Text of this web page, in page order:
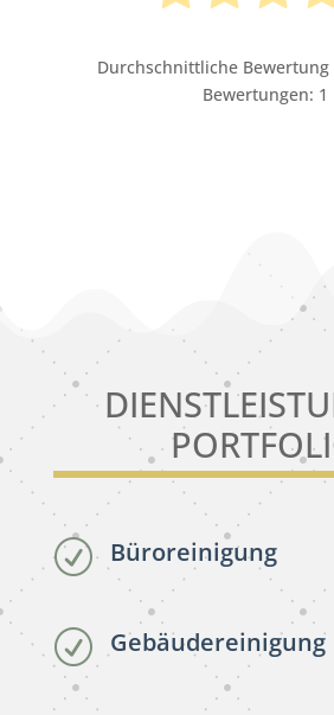
Durchschnittliche Bewertung
Bewertungen: 1
R Büroreinigung
R Gebäudereinigung